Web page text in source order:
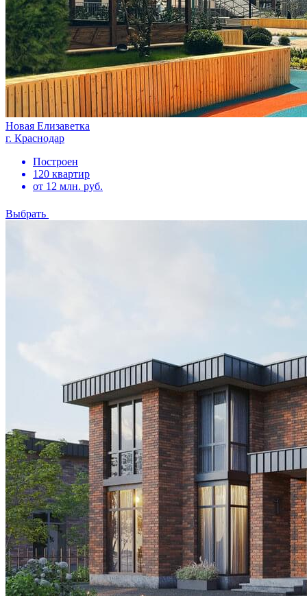
Новая Елизаветка
г. Краснодар
Построен
120 квартир
от 12 млн. руб.
Выбрать